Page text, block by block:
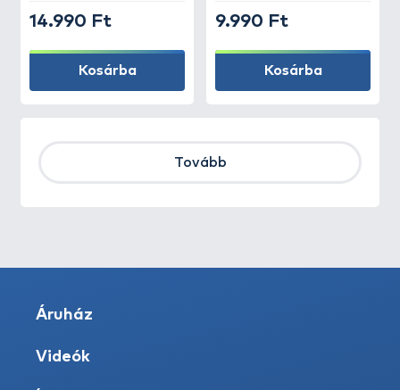
14.990 Ft
Kosárba
9.990 Ft
Kosárba
Tovább
Áruház
Videók